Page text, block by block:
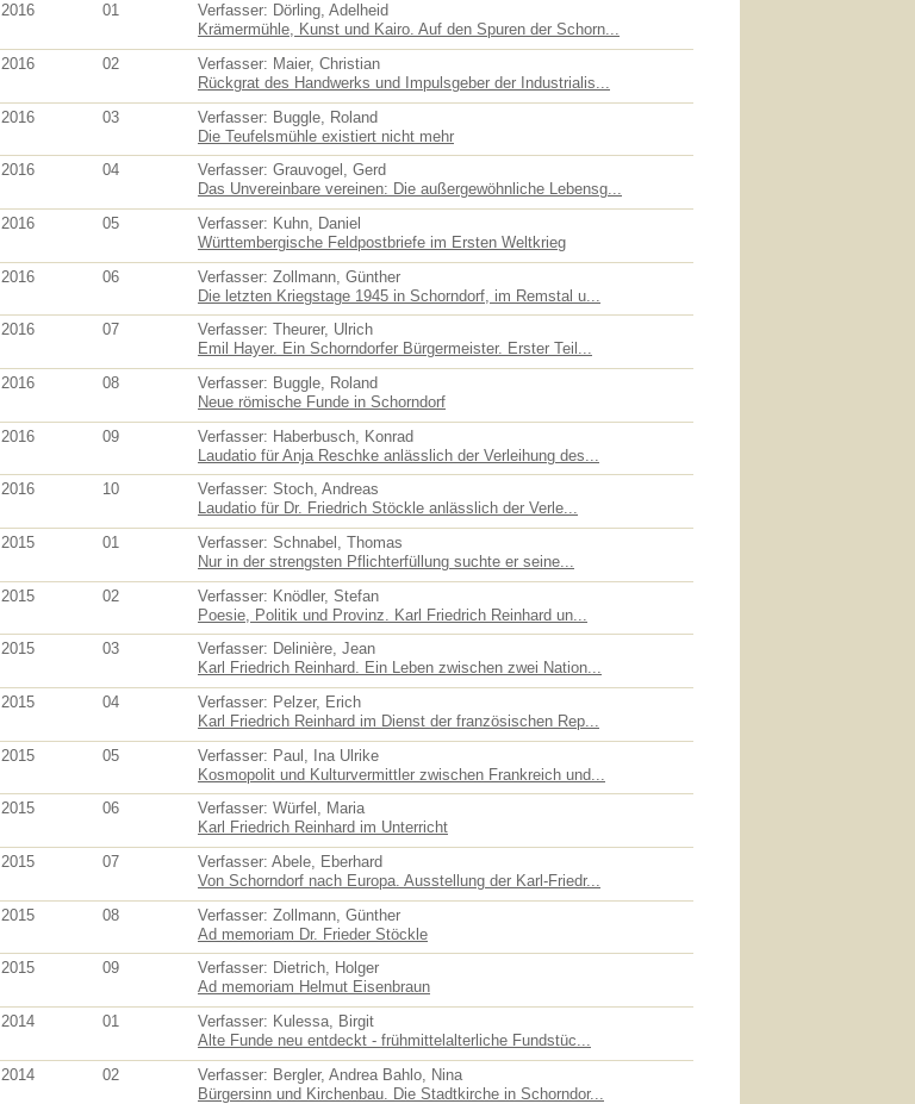
2016 01
Verfasser: Dörling, Adelheid
Krämermühle, Kunst und Kairo. Auf den Spuren der Schorn...
2016 02
Verfasser: Maier, Christian
Rückgrat des Handwerks und Impulsgeber der Industrialis...
2016 03
Verfasser: Buggle, Roland
Die Teufelsmühle existiert nicht mehr
2016 04
Verfasser: Grauvogel, Gerd
Das Unvereinbare vereinen: Die außergewöhnliche Lebensg...
2016 05
Verfasser: Kuhn, Daniel
Württembergische Feldpostbriefe im Ersten Weltkrieg
2016 06
Verfasser: Zollmann, Günther
Die letzten Kriegstage 1945 in Schorndorf, im Remstal u...
2016 07
Verfasser: Theurer, Ulrich
Emil Hayer. Ein Schorndorfer Bürgermeister. Erster Teil...
2016 08
Verfasser: Buggle, Roland
Neue römische Funde in Schorndorf
2016 09
Verfasser: Haberbusch, Konrad
Laudatio für Anja Reschke anlässlich der Verleihung des...
2016 10
Verfasser: Stoch, Andreas
Laudatio für Dr. Friedrich Stöckle anlässlich der Verle...
2015 01
Verfasser: Schnabel, Thomas
Nur in der strengsten Pflichterfüllung suchte er seine...
2015 02
Verfasser: Knödler, Stefan
Poesie, Politik und Provinz. Karl Friedrich Reinhard un...
2015 03
Verfasser: Delinière, Jean
Karl Friedrich Reinhard. Ein Leben zwischen zwei Nation...
2015 04
Verfasser: Pelzer, Erich
Karl Friedrich Reinhard im Dienst der französischen Rep...
2015 05
Verfasser: Paul, Ina Ulrike
Kosmopolit und Kulturvermittler zwischen Frankreich und...
2015 06
Verfasser: Würfel, Maria
Karl Friedrich Reinhard im Unterricht
2015 07
Verfasser: Abele, Eberhard
Von Schorndorf nach Europa. Ausstellung der Karl-Friedr...
2015 08
Verfasser: Zollmann, Günther
Ad memoriam Dr. Frieder Stöckle
2015 09
Verfasser: Dietrich, Holger
Ad memoriam Helmut Eisenbraun
2014 01
Verfasser: Kulessa, Birgit
Alte Funde neu entdeckt - frühmittelalterliche Fundstüc...
2014 02
Verfasser: Bergler, Andrea Bahlo, Nina
Bürgersinn und Kirchenbau. Die Stadtkirche in Schorndor...